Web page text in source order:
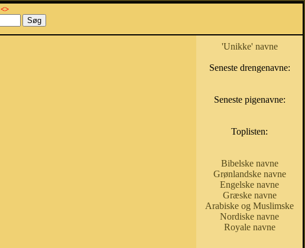
<>
'Unikke' navne
Seneste drengenavne:
Seneste pigenavne:
Toplisten:
Bibelske navne
Grønlandske navne
Engelske navne
Græske navne
Arabiske og Muslimske
Nordiske navne
Royale navne